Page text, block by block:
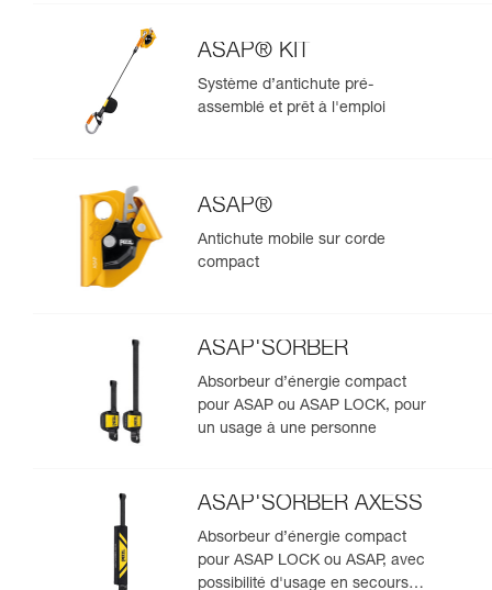
ASAP® KIT
Système d’antichute pré-
assemblé et prêt à l'emploi
ASAP®
Antichute mobile sur corde
compact
ASAP'SORBER
Absorbeur d’énergie compact
pour ASAP ou ASAP LOCK, pour
un usage à une personne
ASAP'SORBER AXESS
Absorbeur d’énergie compact
pour ASAP LOCK ou ASAP, avec
possibilité d'usage en secours